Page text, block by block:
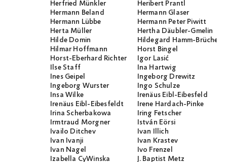
Herfried Münkler
Heribert Prantl
Hermann Beland
Hermann Glaser
Hermann Lübbe
Hermann Peter Piwitt
Herta Müller
Hertha Däubler-Gmelin
Hilde Domin
Hildegard Hamm-Brücher
Hilmar Hoffmann
Horst Bingel
Horst-Eberhard Richter
Igor Lasić
Ilse Staff
Ina Hartwig
Ines Geipel
Ingeborg Drewitz
Ingeborg Wurster
Ingo Schulze
Insa Wilke
Irenäus Eibl-Eibesfeld
Irenäus Eibl-Eibesfeldt
Irene Hardach-Pinke
Irina Scherbakowa
Iring Fetscher
Irmtraud Morgner
István Eörsi
Ivailo Ditchev
Ivan Illich
Ivan Ivanji
Ivan Krastev
Ivan Nagel
Ivo Frenzel
Izabella CyWinska
J. Baptist Metz